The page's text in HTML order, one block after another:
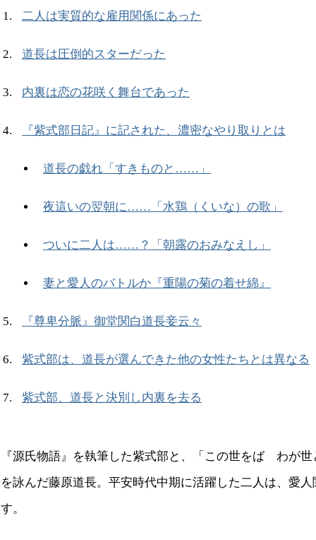
二人は実質的な雇用関係にあった
道長は圧倒的スターだった
内裏は恋の花咲く舞台であった
『紫式部日記』に記された、濃密なやり取りとは
道長の戯れ「すきものと……」
夜這いの翌朝に……「水鶏（くいな）の歌」
ついに二人は……？「朝露のおみなえし」
妻と愛人のバトルか『重陽の菊の着せ綿』
『尊卑分脈』御堂関白道長妾云々
紫式部は、道長が選んできた他の女性たちとは異なる
紫式部、道長と決別し内裏を去る
『源氏物語』を執筆した紫式部と、「この世をば わが
を詠んだ藤原道長。平安時代中期に活躍した二人は、愛
す。